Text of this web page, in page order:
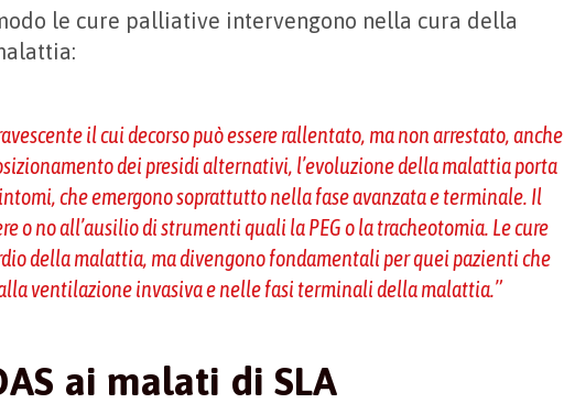
le cure palliative intervengono nella cura della
il cui decorso può essere rallentato, ma non arrestato, anche
dei presidi alternativi, l’evoluzione della malattia porta
che emergono soprattutto nella fase avanzata e terminale. Il
o no all’ausilio di strumenti quali la PEG o la tracheotomia. Le cure
della malattia, ma divengono fondamentali per quei pazienti che
ventilazione invasiva e nelle fasi terminali della malattia.”
ai malati di SLA